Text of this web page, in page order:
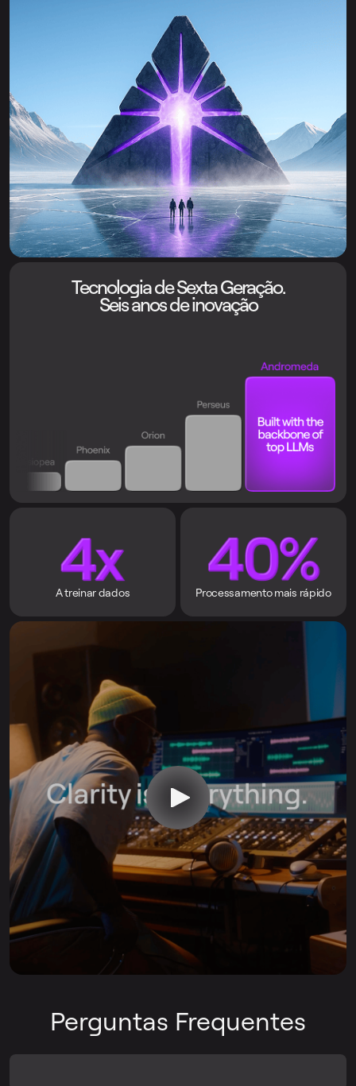
Tecnologia de Sexta Geração.
Seis anos de inovação
A treinar dados Processamento mais rápido
Perguntas Frequentes